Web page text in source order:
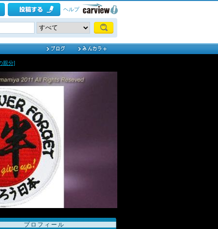
ヘルプ
親分]
プロフィール